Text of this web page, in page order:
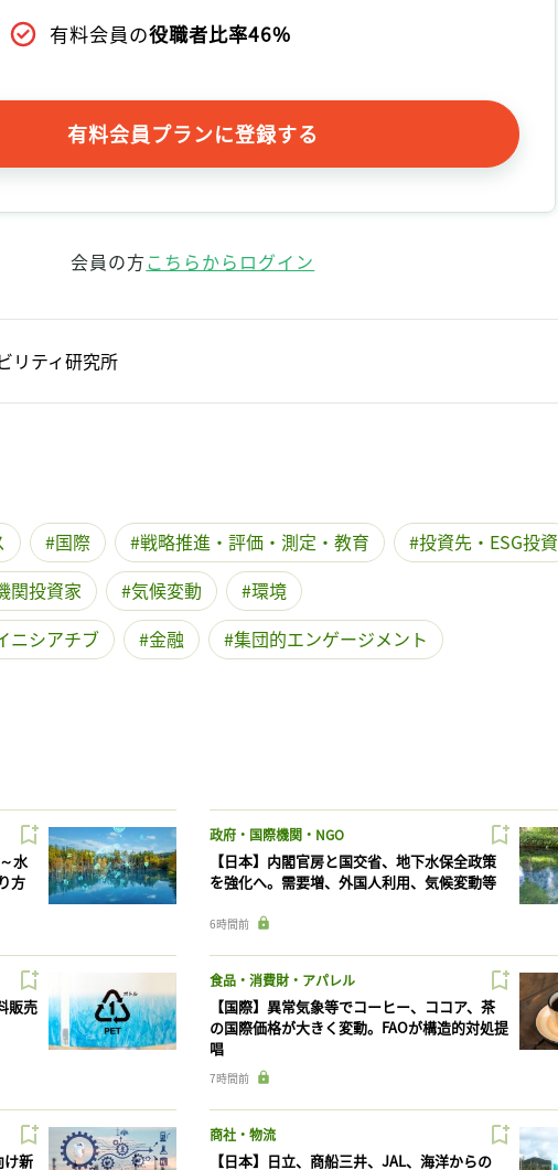
有料会員の役職者比率46%
有料会員プランに登録する
会員の方こちらからログイン
リティ研究所
国際 戦略推進・評価・測定・教育
投資先・ESG投資
関投資家 気候変動
環境
ニシアチブ
金融 集団的エンゲージメント
水
方
政府・国際機関・NGO
【日本】内閣官房と国交省、地下水保全政策
を強化へ。需要増、外国人利用、気候変動等
6時間前
販売
食品・消費財・アパレル
【国際】異常気象等でコーヒー、ココア、茶
の国際価格が大きく変動。FAOが構造的対処提
唱
7時間前
け新
商社・物流
【日本】日立、商船三井、JAL、海洋からの